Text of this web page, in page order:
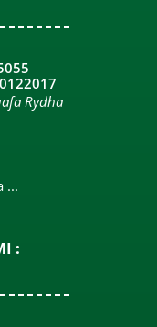
Rydha
...
: